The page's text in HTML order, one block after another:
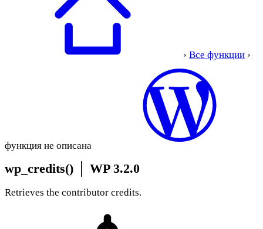
› Все функции ›
функция не описана
wp_credits() WP 3.2.0
Retrieves the contributor credits.